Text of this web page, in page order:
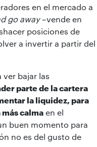
en el mercado a
go away –vende en
posiciones de
a invertir a partir del
ver bajar las
parte de la cartera
la liquidez, para
calma en el
buen momento para
no es del gusto de